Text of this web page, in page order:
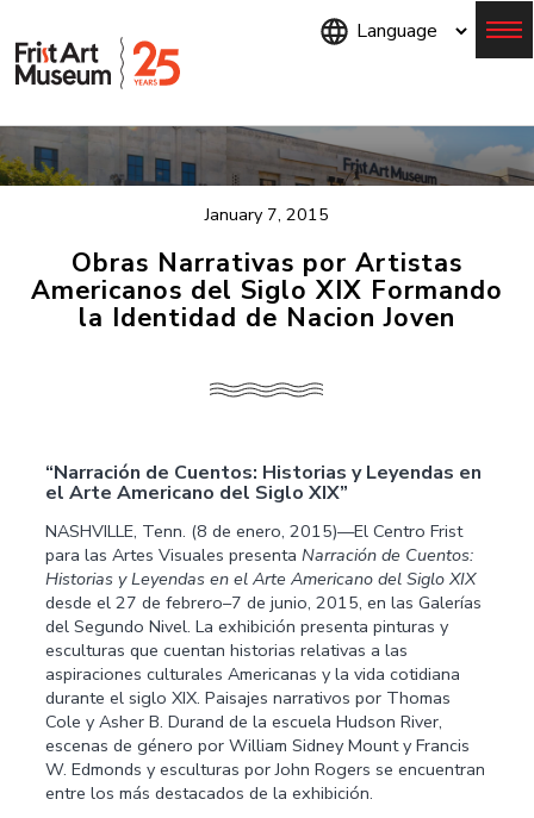
January 7, 2015
Obras Narrativas por Artistas
Americanos del Siglo XIX Formando
la Identidad de Nacion Joven
“Narración de Cuentos: Historias y Leyendas en
el Arte Americano del Siglo XIX”
NASHVILLE, Tenn. (8 de enero, 2015)—El Centro Frist
para las Artes Visuales presentaNarración de Cuentos:
Historias y Leyendas en el Arte Americano del Siglo XIX
desde el 27 de febrero–7 de junio, 2015, en las Galerías
del Segundo Nivel. La exhibición presenta pinturas y
esculturas que cuentan historias relativas a las
aspiraciones culturales Americanas y la vida cotidiana
durante el siglo XIX. Paisajes narrativos por Thomas
Cole y Asher B. Durand de la escuela Hudson River,
escenas de género por William Sidney Mount y Francis
W. Edmonds y esculturas por John Rogers se encuentran
entre los más destacados de la exhibición.